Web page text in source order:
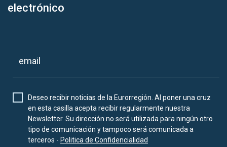
electrónico
Deseo recibir noticias de la Eurorregión. Al poner una cruz
en esta casilla acepta recibir regularmente nuestra
Newsletter. Su dirección no será utilizada para ningún otro
tipo de comunicación y tampoco será comunicada a
terceros - Politica de Confidencialidad